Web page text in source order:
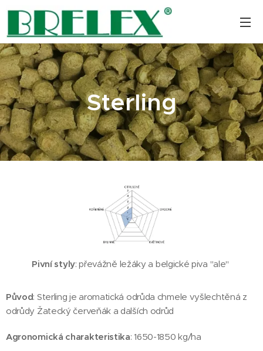
Sterling
Pivní styly: převážně ležáky a belgické piva "ale"
Původ: Sterling je aromatická odrůda chmele vyšlechtěná z
odrůdy Žatecký červeňák a dalších odrůd
Agronomická charakteristika: 1650-1850 kg/ha